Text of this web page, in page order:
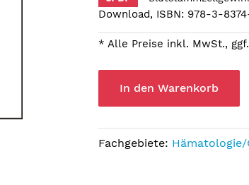
Download, ISBN: 978-3-
* Alle Preise inkl. MwSt.,
In den Warenkorb
Fachgebiete: